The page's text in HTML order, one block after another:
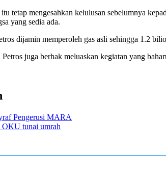
tetap mengesahkan kelulusan sebelumnya
yang sedia ada.
dijamin memperoleh gas asli sehingga 1.2
juga berhak meluaskan kegiatan yang
Pengerusi MARA
OKU tunai umrah